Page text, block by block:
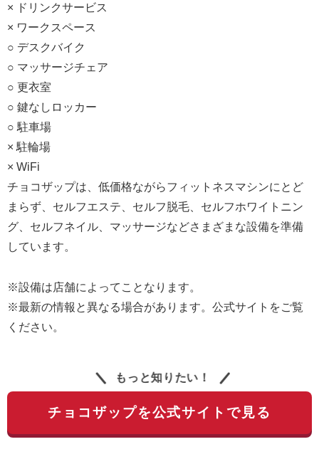
× ドリンクサービス
× ワークスペース
○ デスクバイク
○ マッサージチェア
○ 更衣室
○ 鍵なしロッカー
○ 駐車場
× 駐輪場
× WiFi
チョコザップは、低価格ながらフィットネスマシンにとど
まらず、セルフエステ、セルフ脱毛、セルフホワイトニン
グ、セルフネイル、マッサージなどさまざまな設備を準備
しています。
※設備は店舗によってことなります。
※最新の情報と異なる場合があります。公式サイトをご覧
ください。
もっと知りたい！
チョコザップを公式サイトで見る